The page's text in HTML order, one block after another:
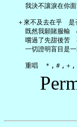
我決不讓淚在你
＋來不及去在乎　是
既然我願賭服輸　
嚐過了先甜後苦
一切證明盲目是